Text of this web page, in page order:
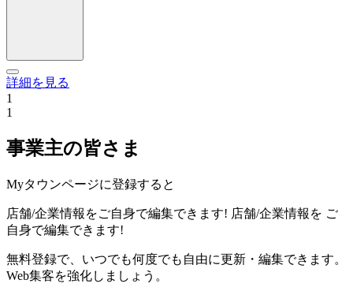
詳細を見る
1
1
事業主の皆さま
Myタウンページに登録すると
店舗/企業情報をご自身で編集できます! 店舗/企業情報を ご
自身で編集できます!
無料登録で、いつでも何度でも自由に更新・編集できます。
Web集客を強化しましょう。